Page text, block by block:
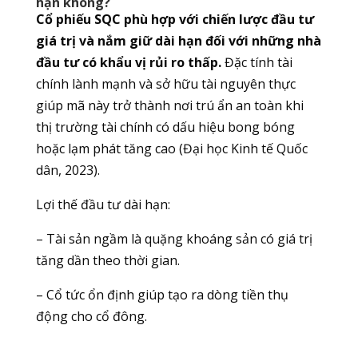
Cổ phiếu SQC phù hợp với chiến lược đầu tư
giá trị và nắm giữ dài hạn đối với những nhà
đầu tư có khẩu vị rủi ro thấp.Đặc tính tài
chính lành mạnh và sở hữu tài nguyên thực
giúp mã này trở thành nơi trú ẩn an toàn khi
thị trường tài chính có dấu hiệu bong bóng
hoặc lạm phát tăng cao (Đại học Kinh tế Quốc
dân, 2023).
Lợi thế đầu tư dài hạn:
– Tài sản ngầm là quặng khoáng sản có giá trị
tăng dần theo thời gian.
– Cổ tức ổn định giúp tạo ra dòng tiền thụ
động cho cổ đông.